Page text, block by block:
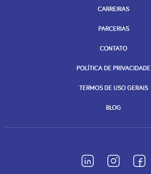
CARREIRAS
PARCERIAS
CONTATO
POLÍTICA DE PRIVACIDADE
TERMOS DE USO GERAIS
BLOG